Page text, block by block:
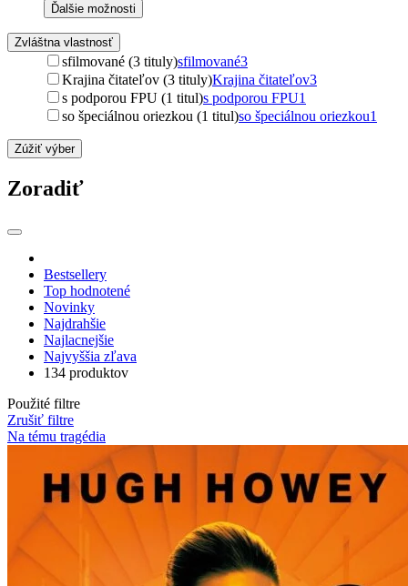
Ďalšie možnosti
Zvláštna vlastnosť
sfilmované (3 tituly)sfilmované3
Krajina čitateľov (3 tituly)Krajina čitateľov3
s podporou FPU (1 titul)s podporou FPU1
so špeciálnou oriezkou (1 titul)so špeciálnou oriezkou1
Zúžiť výber
Zoradiť
Bestsellery
Top hodnotené
Novinky
Najdrahšie
Najlacnejšie
Najvyššia zľava
134 produktov
Použité filtre
Zrušiť filtre
Na tému tragédia